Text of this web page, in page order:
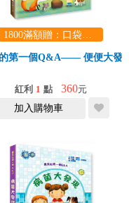
1800滿額贈：口袋玩具一份（隨機出貨） (summer read)
第一個Q&A―― 便便大發
紅利 1 點 360元
加入購物車